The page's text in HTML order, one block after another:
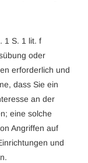
1 S. 1 lit. f
oder
erforderlich und
dass Sie ein
an der
eine solche
Angriffen auf
und